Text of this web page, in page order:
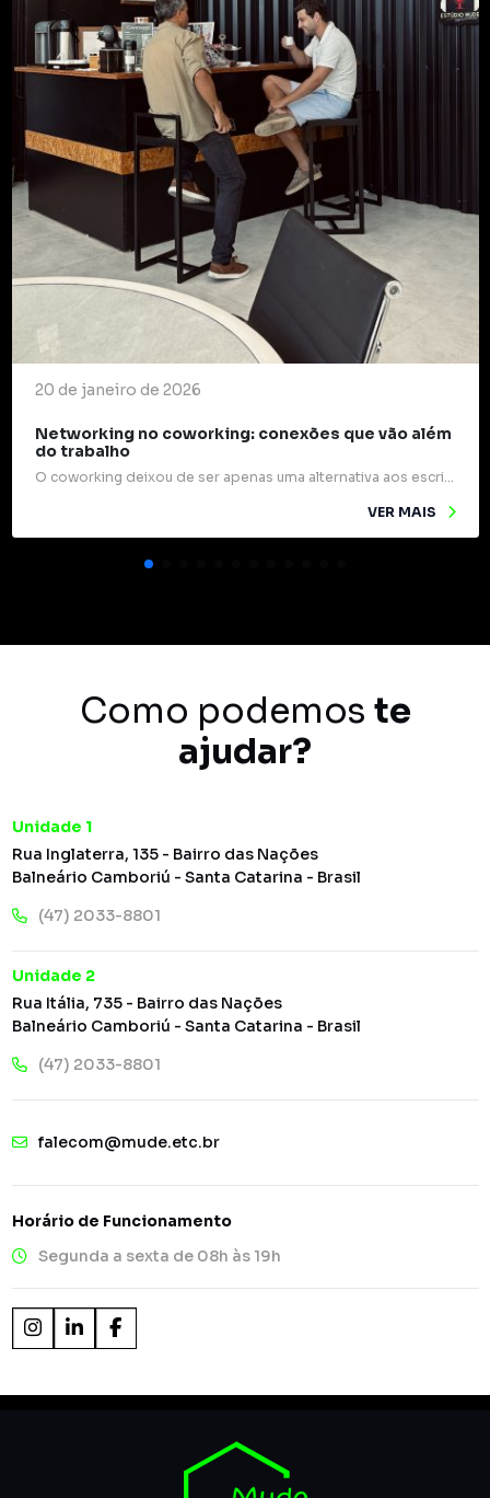
20 de janeiro de 2026
Networking no coworking: conexões que vão além
do trabalho
O coworking deixou de ser apenas uma alternativa aos escritórios tradicionais e passou a ocupar um papel estratégico na forma como profissionais e empresas se relacionam. Mais do que mesas compartilhadas e internet rápida, esses espaços são verdadeiros pontos de encontro para ideias, experiências e oportunidades. Um dos grandes diferenciais do coworking é o networking […]
VER MAIS
Como podemos te
ajudar?
Unidade 1
Rua Inglaterra, 135 - Bairro das Nações
Balneário Camboriú - Santa Catarina - Brasil
(47) 2033-8801
Unidade 2
Rua Itália, 735 - Bairro das Nações
Balneário Camboriú - Santa Catarina - Brasil
(47) 2033-8801
falecom@mude.etc.br
Horário de Funcionamento
Segunda a sexta de 08h às 19h